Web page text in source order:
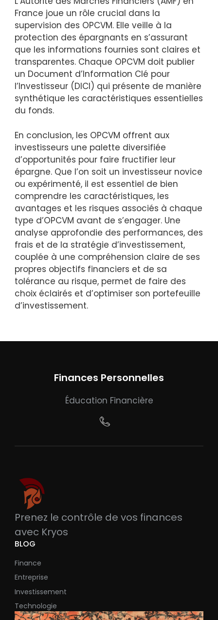
France joue un rôle crucial dans la
supervision des OPCVM. Elle veille à la
protection des épargnants en s’assurant
que les informations fournies sont claires et
transparentes. Chaque OPCVM doit publier
un Document d’Information Clé pour
l’Investisseur (DICI) qui présente de manière
synthétique les caractéristiques essentielles
du fonds.
En conclusion, les OPCVM offrent aux
investisseurs une palette diversifiée
d’opportunités pour faire fructifier leur
épargne. Que l’on soit un investisseur novice
ou expérimenté, il est essentiel de bien
comprendre les caractéristiques, les
avantages et les risques associés à chaque
type d’OPCVM avant de s’engager. Une
analyse approfondie des performances, des
frais et de la stratégie d’investissement,
couplée à une compréhension claire de ses
propres objectifs financiers et de sa
tolérance au risque, permet de faire des
choix éclairés et d’optimiser son portefeuille
d’investissement.
Finances Personnelles
Éducation Financière
Prenez le contrôle de vos finances
avec Kryos
BLOG
Finance
Entreprise
Investissement
Technologie